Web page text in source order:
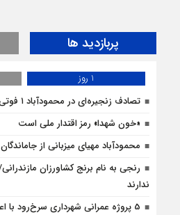
پربازدید ها
1 روز
تصادف زنجیره‌ای در محمودآباد ۱ فوتی و ۳ مصدوم داشت
«خون شهدا» رمز اقتدار ملی است
محمودآباد مهیای میزبانی از
رنجی به نام برنج کشاورزان
ندارند